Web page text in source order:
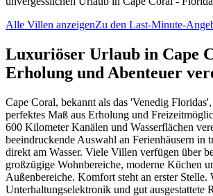
Alle Villen anzeigenZu den Last-Minute-
Luxuriöser Urlaub in Cape
Erholung und Abenteuer
Cape Coral, bekannt als das 'Venedig
perfektes Maß aus Erholung und
600 Kilometer Kanälen und Wasserflächen
beeindruckende Auswahl an Ferienhäusern in
direkt am Wasser. Viele Villen verfügen über
großzügige Wohnbereiche, moderne Küchen
Außenbereiche. Komfort steht an erster
Unterhaltungselektronik und gut ausgestattete